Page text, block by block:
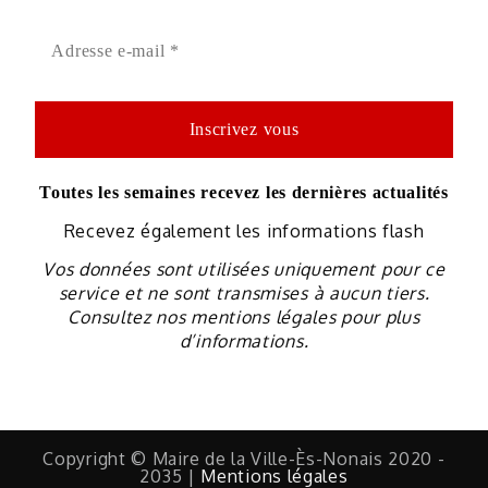
Toutes les semaines recevez les dernières actualités
Recevez également les informations flash
Vos données sont utilisées uniquement pour ce
service et ne sont transmises à aucun tiers.
Consultez nos mentions légales pour plus
d’informations.
Copyright © Maire de la Ville-Ès-Nonais 2020 -
2035 | Mentions légales